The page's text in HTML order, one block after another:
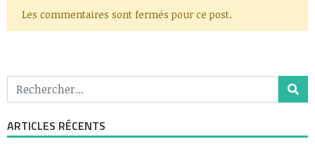
Les commentaires sont fermés pour ce post.
ARTICLES RÉCENTS